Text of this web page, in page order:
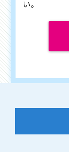
い。